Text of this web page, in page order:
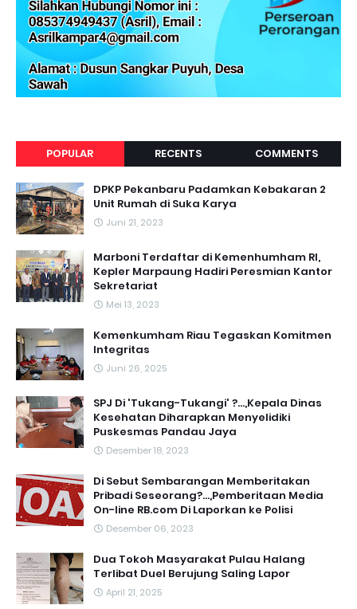
POPULAR RECENTS COMMENTS
DPKP Pekanbaru Padamkan Kebakaran 2
Unit Rumah di Suka Karya
Juni 21, 2023
Marboni Terdaftar di Kemenhumham RI,
Kepler Marpaung Hadiri Peresmian Kantor
Sekretariat
Mei 13, 2023
‎Kemenkumham Riau Tegaskan Komitmen
Integritas
Juni 26, 2025
SPJ Di 'Tukang-Tukangi' ?...,Kepala Dinas
Kesehatan Diharapkan Menyelidiki
Puskesmas Pandau Jaya
Desember 18, 2023
Di Sebut Sembarangan Memberitakan
Pribadi Seseorang?...,Pemberitaan Media
On-line RB.com Di Laporkan ke Polisi
Desember 06, 2023
Dua Tokoh Masyarakat Pulau Halang
Terlibat Duel Berujung Saling Lapor
April 21, 2025